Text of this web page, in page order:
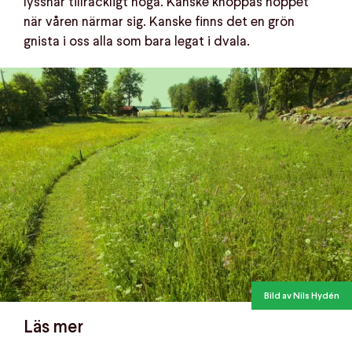
när våren närmar sig. Kanske finns det en grön
gnista i oss alla som bara legat i dvala.
Bild av Nils Hydén
Läs mer